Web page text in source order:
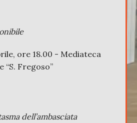
ore 18.00 - Mediateca
“S. Fregoso”
dell’ambasciata